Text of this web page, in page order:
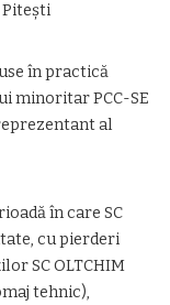
Pitești
în practică
minoritar PCC-SE
al
în care SC
cu pierderi
SC OLTCHIM
tehnic),